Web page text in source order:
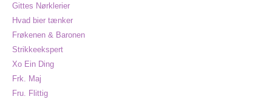
Gittes Nørklerier
Hvad bier tænker
Frøkenen & Baronen
Strikkeekspert
Xo Ein Ding
Frk. Maj
Fru. Flittig